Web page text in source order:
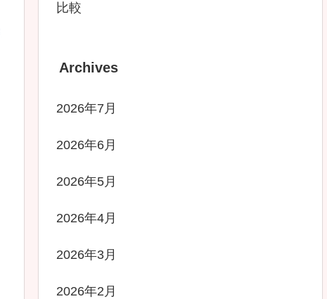
比較
Archives
2026年7月
2026年6月
2026年5月
2026年4月
2026年3月
2026年2月